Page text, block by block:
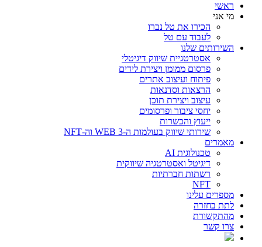
ראשי
מי אני
הכירו את טל נברו
לעבוד עם טל
השירותים שלנו
אסטרטגיית שיווק דיגיטלי
פרסום ממומן ויצירת לידים
פיתוח ועיצוב אתרים
הרצאות וסדנאות
עיצוב ויצירת תוכן
יחסי ציבור ופרסומים
ייעוץ והכשרות
שירותי שיווק בעולמות ה-WEB 3 וה-NFT
מאמרים
טכנולוגית AI
דיגיטל ואסטרטגיה שיווקית
רשתות חברתיות
NFT
מספרים עלינו
לתת בחזרה
מהתקשורת
צרו קשר